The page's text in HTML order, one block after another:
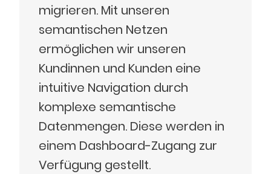
migrieren. Mit unseren
semantischen Netzen
ermöglichen wir unseren
Kundinnen und Kunden eine
intuitive Navigation durch
komplexe semantische
Datenmengen. Diese werden in
einem Dashboard-Zugang zur
Verfügung gestellt.